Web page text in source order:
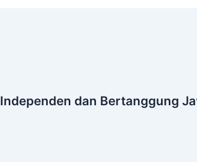
Independen dan Bertanggung